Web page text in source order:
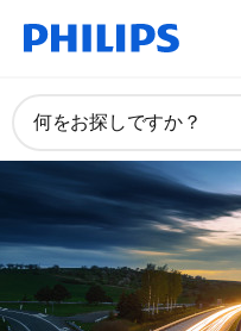
何をお探しですか？